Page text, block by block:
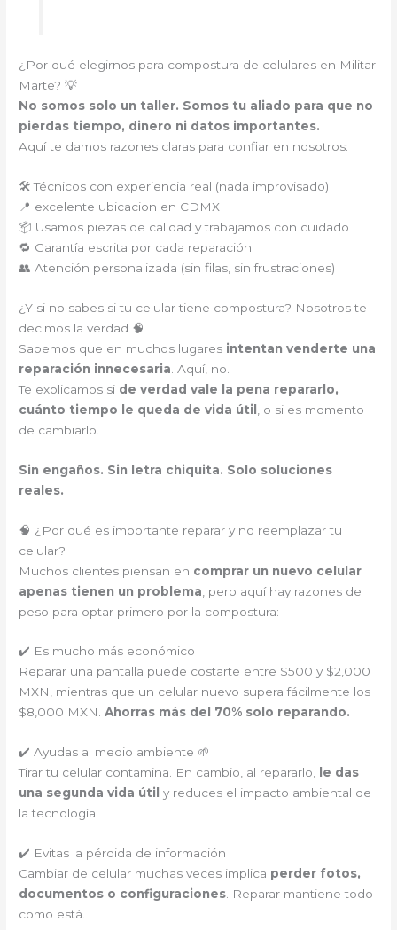
¿Por qué elegirnos para compostura de celulares en Militar
Marte? 💡
No somos solo un taller. Somos tu aliado para que no
pierdas tiempo, dinero ni datos importantes.
Aquí te damos razones claras para confiar en nosotros:
🛠️ Técnicos con experiencia real (nada improvisado)
📍 excelente ubicacion en CDMX
📦 Usamos piezas de calidad y trabajamos con cuidado
🔁 Garantía escrita por cada reparación
👥 Atención personalizada (sin filas, sin frustraciones)
¿Y si no sabes si tu celular tiene compostura? Nosotros te
decimos la verdad 🧠
Sabemos que en muchos lugares intentan venderte una
reparación innecesaria . Aquí, no.
Te explicamos si de verdad vale la pena repararlo,
cuánto tiempo le queda de vida útil
, o si es momento
de cambiarlo.
Sin engaños. Sin letra chiquita. Solo soluciones
reales.
🧠 ¿Por qué es importante reparar y no reemplazar tu
celular?
Muchos clientes piensan en comprar un nuevo celular
apenas tienen un problema , pero aquí hay razones de
peso para optar primero por la compostura:
✔️ Es mucho más económico
Reparar una pantalla puede costarte entre $500 y $2,000
MXN, mientras que un celular nuevo supera fácilmente los
$8,000 MXN.Ahorras más del 70% solo reparando.
✔️ Ayudas al medio ambiente 🌱
Tirar tu celular contamina. En cambio, al repararlo, le das
una segunda vida útil y reduces el impacto ambiental de
la tecnología.
✔️ Evitas la pérdida de información
Cambiar de celular muchas veces implica perder fotos,
documentos o configuraciones. Reparar mantiene todo
como está.